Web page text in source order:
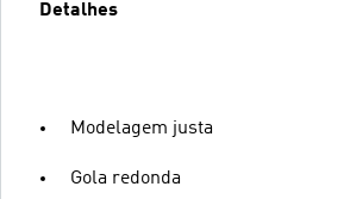
Detalhes
Modelagem justa
Gola redonda